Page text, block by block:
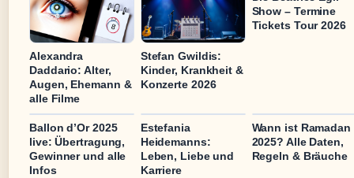
Alexandra
Daddario: Alter,
Augen, Ehemann &
alle Filme
Stefan Gwildis:
Kinder, Krankheit &
Konzerte 2026
Show – Termine
Tickets Tour 2026
Ballon d’Or 2025
live: Übertragung,
Gewinner und alle
Infos
Estefania
Heidemanns:
Leben, Liebe und
Karriere
Wann ist Ramadan
2025? Alle Daten,
Regeln & Bräuche